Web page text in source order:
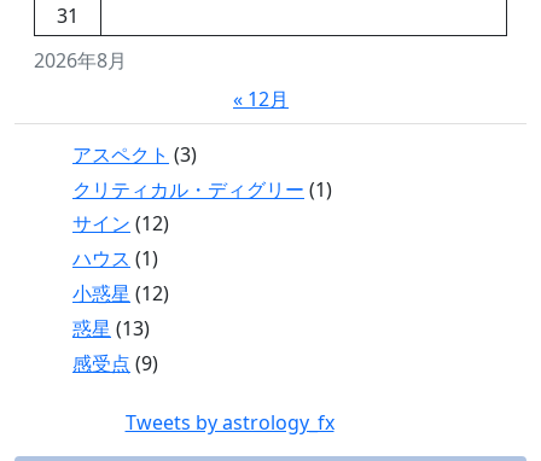
2026年8月
31
« 12月
アスペクト (3)
クリティカル・ディグリー (1)
サイン (12)
ハウス (1)
小惑星 (12)
惑星 (13)
感受点 (9)
Tweets by astrology_fx